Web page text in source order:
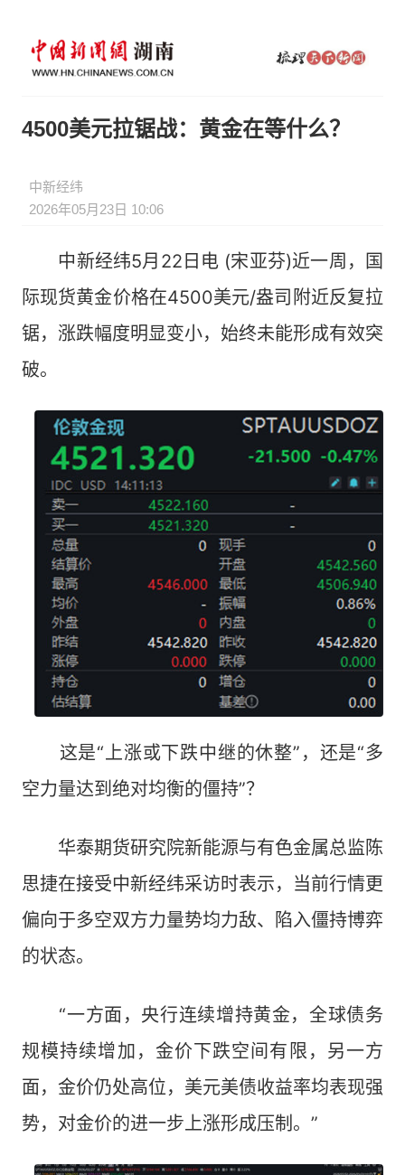
4500美元拉锯战：黄金在等什么？
中新经纬
2026年05月23日 10:06
中新经纬5月22日电 (宋亚芬)近一周，国
际现货黄金价格在4500美元/盎司附近反复拉
锯，涨跌幅度明显变小，始终未能形成有效突
破。
这是“上涨或下跌中继的休整”，还是“多
空力量达到绝对均衡的僵持”？
华泰期货研究院新能源与有色金属总监陈
思捷在接受中新经纬采访时表示，当前行情更
偏向于多空双方力量势均力敌、陷入僵持博弈
的状态。
“一方面，央行连续增持黄金，全球债务
规模持续增加，金价下跌空间有限，另一方
面，金价仍处高位，美元美债收益率均表现强
势，对金价的进一步上涨形成压制。”